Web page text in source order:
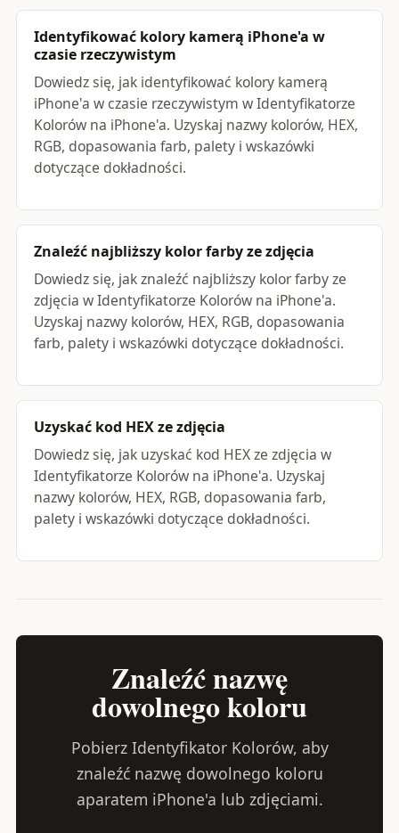
Identyfikować kolory kamerą iPhone'a w
czasie rzeczywistym
Dowiedz się, jak identyfikować kolory kamerą
iPhone'a w czasie rzeczywistym w Identyfikatorze
Kolorów na iPhone'a. Uzyskaj nazwy kolorów, HEX,
RGB, dopasowania farb, palety i wskazówki
dotyczące dokładności.
Znaleźć najbliższy kolor farby ze zdjęcia
Dowiedz się, jak znaleźć najbliższy kolor farby ze
zdjęcia w Identyfikatorze Kolorów na iPhone'a.
Uzyskaj nazwy kolorów, HEX, RGB, dopasowania
farb, palety i wskazówki dotyczące dokładności.
Uzyskać kod HEX ze zdjęcia
Dowiedz się, jak uzyskać kod HEX ze zdjęcia w
Identyfikatorze Kolorów na iPhone'a. Uzyskaj
nazwy kolorów, HEX, RGB, dopasowania farb,
palety i wskazówki dotyczące dokładności.
Znaleźć nazwę
dowolnego koloru
Pobierz Identyfikator Kolorów, aby
znaleźć nazwę dowolnego koloru
aparatem iPhone'a lub zdjęciami.